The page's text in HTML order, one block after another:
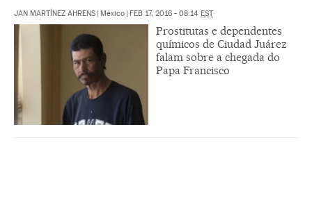
JAN MARTÍNEZ AHRENS México FEB 17, 2016 - 08:14 EST
Prostitutas e dependentes
químicos de Ciudad Juárez
falam sobre a chegada do
Papa Francisco